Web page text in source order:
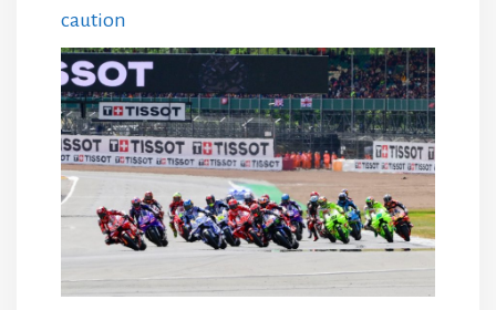
caution